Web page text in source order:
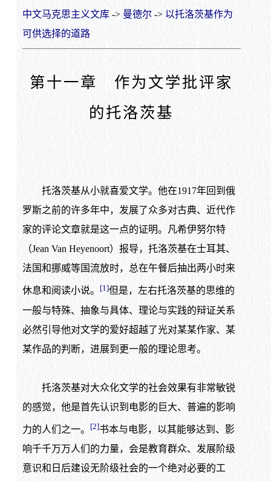
中文马克思主义文库-> 曼德尔-> 以托洛茨基作为
可供选择的道路
第十一章 作为文学批评家
的托洛茨基
托洛茨基从小就喜爱文学。他在1917年回到俄
罗斯之前的许多年中，发展了众多对古典、近代作
家的评论文章就是这一点的证明。凡希伊努尔特
（Jean Van Heyenoort）报导，托洛茨基在士耳其、
法国和挪威等国流放时，总在午餐后抽出两小时来
休息和阅读小说。 [1]但是，左右托洛茨基的思维的
一般与特殊、抽象与具体、理论与实践的辩证关系
必然引导他对文学的爱好超越了光对某某作家、某
某作品的判断，进展到更一般的理论思考。
托洛茨基对大众化文学的社会效果有非常敏锐
的感觉，他是首先认识到电影的巨大、普遍的影响
力的人们之一。 [2]书本与电影，以其能够达到、影
响千千万万人们的力量，会是教育群众、发展阶级
意识和日后建设无阶级社会的一个绝对必要的工